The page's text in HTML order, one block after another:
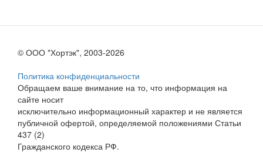
© ООО "Хортэк", 2003-2026
Политика конфиденциальности
Обращаем ваше внимание на то, что информация на
сайте носит
исключительно информационный характер и не является
публичной офертой, определяемой положениями Статьи
437 (2)
Гражданского кодекса РФ.